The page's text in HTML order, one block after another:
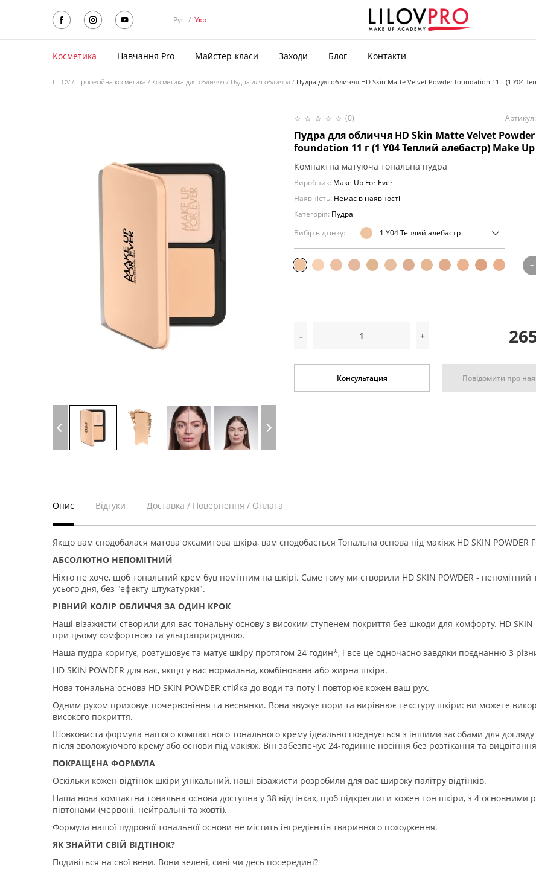
Рус / Укр
Косметика Навчання Pro Майстер-класи Заходи Блог Контакти
LILOV Професійна косметика Косметика для обличчя Пудра для обличчя Пудра для обличчя HD Skin Matte Velvet Powder foundation 11 г (1 Y04
(0)
Пудра для обличчя HD Skin Matte Velvet Powder
foundation 11 г (1 Y04 Теплий алебастр) Make
Компактна матуюча тональна пудра
Виробник: Make Up For Ever
Наявність: Немає в наявності
Категорія: Пудра
- +
Консультация Повідомити про
Вибір відтінку: 1 Y04 Теплий алебастр
+
Опис Відгуки Доставка / Повернення / Оплата
Якщо вам сподобалася матова оксамитова шкіра, вам сподобається Тональна основа під макіяж HD SKIN POWDER
АБСОЛЮТНО НЕПОМІТНИЙ
Ніхто не хоче, щоб тональний крем був помітним на шкірі. Саме тому ми створили HD SKIN POWDER -
усього дня, без "ефекту штукатурки".
РІВНИЙ КОЛІР ОБЛИЧЧЯ ЗА ОДИН КРОК
Наші візажисти створили для вас тональну основу з високим ступенем покриття без шкоди для комфорту. HD
при цьому комфортною та ультраприродною.
Наша пудра коригує, розтушовує та матує шкіру протягом 24 годин*, і все це одночасно завдяки поєднанню 3
HD SKIN POWDER для вас, якщо у вас нормальна, комбінована або жирна шкіра.
Нова тональна основа HD SKIN POWDER стійка до води та поту і повторює кожен ваш рух.
Одним рухом приховує почервоніння та веснянки. Вона звужує пори та вирівнює текстуру шкіри: ви можете
високого покриття.
Шовковиста формула нашого компактного тонального крему ідеально поєднується з іншими засобами для
після зволожуючого крему або основи під макіяж. Він забезпечує 24-годинне носіння без розтікання та
ПОКРАЩЕНА ФОРМУЛА
Оскільки кожен відтінок шкіри унікальний, наші візажисти розробили для вас широку палітру відтінків.
Наша нова компактна тональна основа доступна у 38 відтінках, щоб підкреслити кожен тон шкіри, з 4 основними
півтонами (червоні, нейтральні та жовті).
Формула нашої пудрової тональної основи не містить інгредієнтів тваринного походження.
ЯК ЗНАЙТИ СВІЙ ВІДТІНОК?
Подивіться на свої вени. Вони зелені, сині чи десь посередині?